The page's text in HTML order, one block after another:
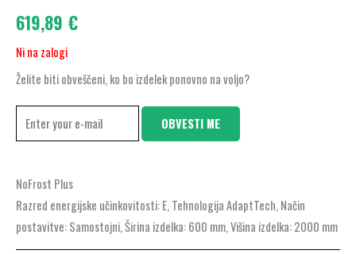
619,89 €
Ni na zalogi
Želite biti obveščeni, ko bo izdelek ponovno na voljo?
OBVESTI ME
NoFrost Plus
Razred energijske učinkovitosti: E, Tehnologija AdaptTech, Način
postavitve: Samostojni, Širina izdelka: 600 mm, Višina izdelka: 2000 mm